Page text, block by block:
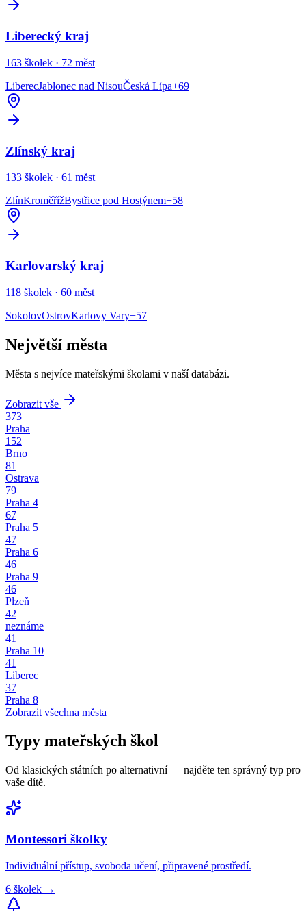
Liberecký kraj
163 školek · 72 měst
LiberecJablonec nad NisouČeská Lípa+69
Zlínský kraj
133 školek · 61 měst
ZlínKroměřížBystřice pod Hostýnem+58
Karlovarský kraj
118 školek · 60 měst
SokolovOstrovKarlovy Vary+57
Největší města
Města s nejvíce mateřskými školami v naší databázi.
Zobrazit vše
373
Praha
152
Brno
81
Ostrava
79
Praha 4
67
Praha 5
47
Praha 6
46
Praha 9
46
Plzeň
42
neznáme
41
Praha 10
41
Liberec
37
Praha 8
Zobrazit všechna města
Typy mateřských škol
Od klasických státních po alternativní — najděte ten správný typ pro
vaše dítě.
Montessori školky
Individuální přístup, svoboda učení, připravené prostředí.
6 školek →